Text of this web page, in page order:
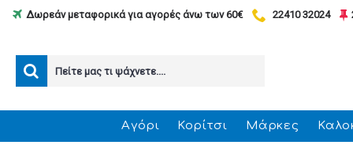
Δωρεάν μεταφορικά για αγορές άνω των 60€ 22410 32024
Αγόρι Κορίτσι Μάρκες